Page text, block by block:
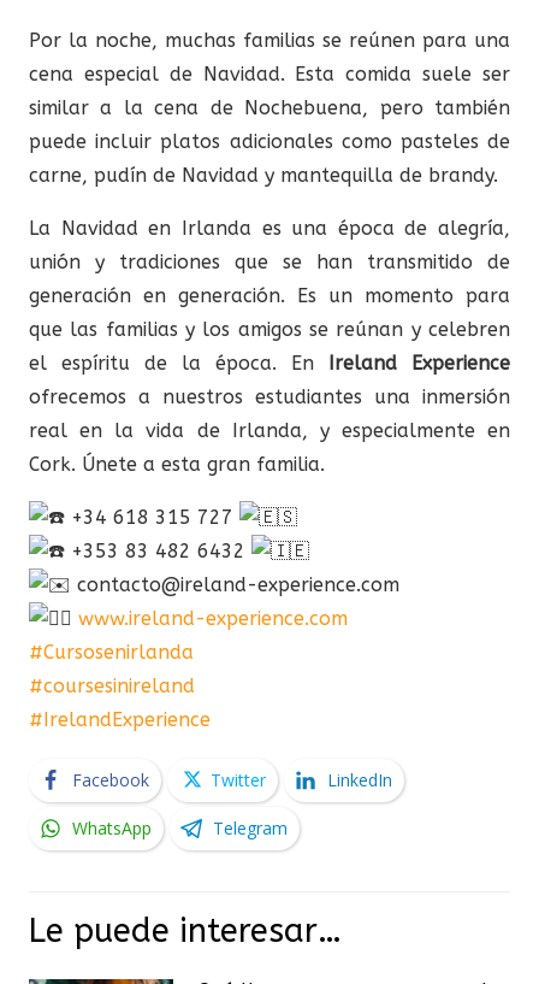
Por la noche, muchas familias se reúnen para una
cena especial de Navidad. Esta comida suele ser
similar a la cena de Nochebuena, pero también
puede incluir platos adicionales como pasteles de
carne, pudín de Navidad y mantequilla de brandy.
La Navidad en Irlanda es una época de alegría,
unión y tradiciones que se han transmitido de
generación en generación. Es un momento para
que las familias y los amigos se reúnan y celebren
el espíritu de la época. En Ireland Experience
ofrecemos a nuestros estudiantes una inmersión
real en la vida de Irlanda, y especialmente en
Cork. Únete a esta gran familia.
+34 618 315 727
+353 83 482 6432
contacto@ireland-experience.com
www.ireland-experience.com
#Cursosenirlanda
#coursesinireland
#IrelandExperience
Facebook Twitter LinkedIn
WhatsApp Telegram
Le puede interesar…